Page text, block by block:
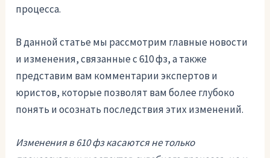
процесса.
В данной статье мы рассмотрим главные новости
и изменения, связанные с 610 фз, а также
представим вам комментарии экспертов и
юристов, которые позволят вам более глубоко
понять и осознать последствия этих изменений.
Изменения в 610 фз касаются не только